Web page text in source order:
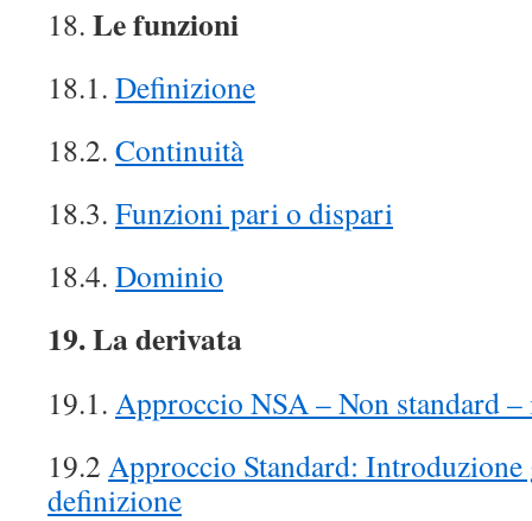
18. Le funzioni
18.1. Definizione
18.2. Continuità
18.3. Funzioni pari o dispari
18.4. Dominio
19. La derivata
19.1. Approccio NSA – Non standard
19.2 Approccio Standard: Introduzione
definizione